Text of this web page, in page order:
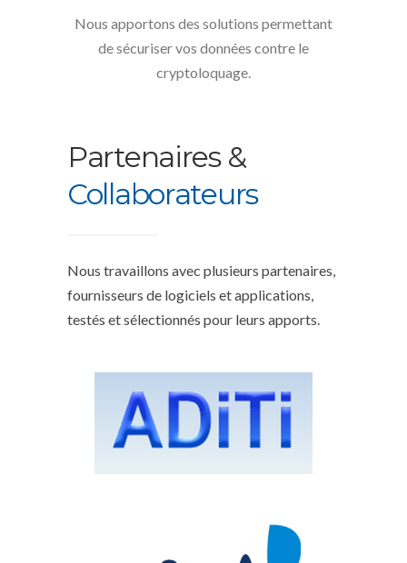
Nous apportons des solutions permettant
de sécuriser vos données contre le
cryptoloquage.
Partenaires &
Collaborateurs
Nous travaillons avec plusieurs partenaires,
fournisseurs de logiciels et applications,
testés et sélectionnés pour leurs apports.